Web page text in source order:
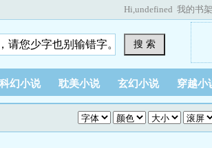
Hi,undefined 我的书架
搜 索
科幻小说 耽美小说 玄幻小说 穿越小